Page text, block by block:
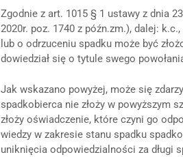
Zgodnie z art. 1015 § 1 ustawy z dnia
2020r. poz. 1740 z późn.zm.), dalej:
lub o odrzuceniu spadku może być
dowiedział się o tytule swego
Jak wskazano powyżej, może się
spadkobierca nie złoży w powyższym
złoży oświadczenie, które czyni go
wiedzy w zakresie stanu spadku
uniknięcia odpowiedzialności za długi